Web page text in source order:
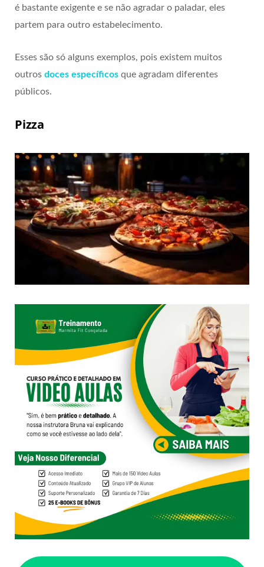
é bastante exigente e se não agradar o paladar, eles
partem para outro estabelecimento.
Esses são só alguns exemplos, pois existem muitos
outros doces específicos que agradam diferentes
públicos.
Pizza